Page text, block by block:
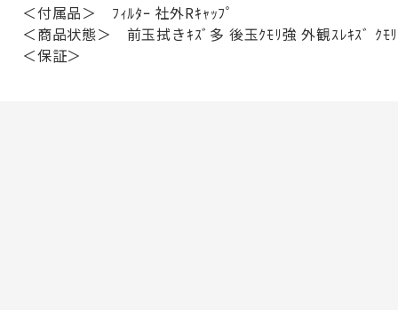
＜付属品＞ ﾌｨﾙﾀｰ 社外Rｷｬｯﾌﾟ
＜商品状態＞ 前玉拭きｷｽﾞ多 後玉ｸﾓﾘ強 外観ｽﾚｷｽﾞ ｸﾓ
＜保証＞